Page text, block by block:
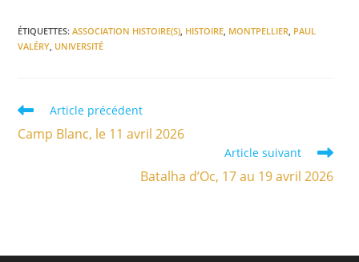
ÉTIQUETTES:ASSOCIATION HISTOIRE(S), HISTOIRE, MONTPELLIER, PAUL
VALÉRY, UNIVERSITÉ
Read
articles
Article précédent
Camp Blanc, le 11 avril 2026
Article suivant
Batalha d’Oc, 17 au 19 avril 2026